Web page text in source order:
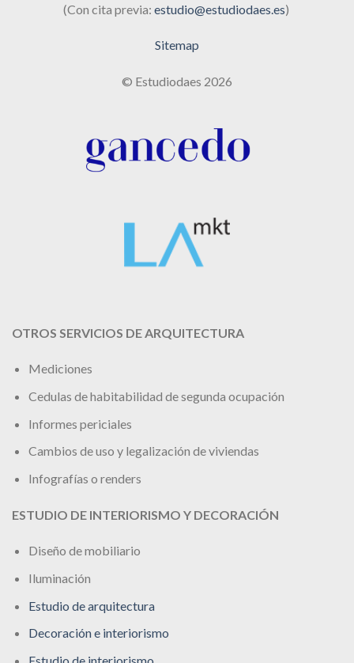
(Con cita previa: estudio@estudiodaes.es)
Sitemap
© Estudiodaes 2026
OTROS SERVICIOS DE ARQUITECTURA
Mediciones
Cedulas de habitabilidad de segunda ocupación
Informes periciales
Cambios de uso y legalización de viviendas
Infografías o renders
ESTUDIO DE INTERIORISMO Y DECORACIÓN
Diseño de mobiliario
Iluminación
Estudio de arquitectura
Decoración e interiorismo